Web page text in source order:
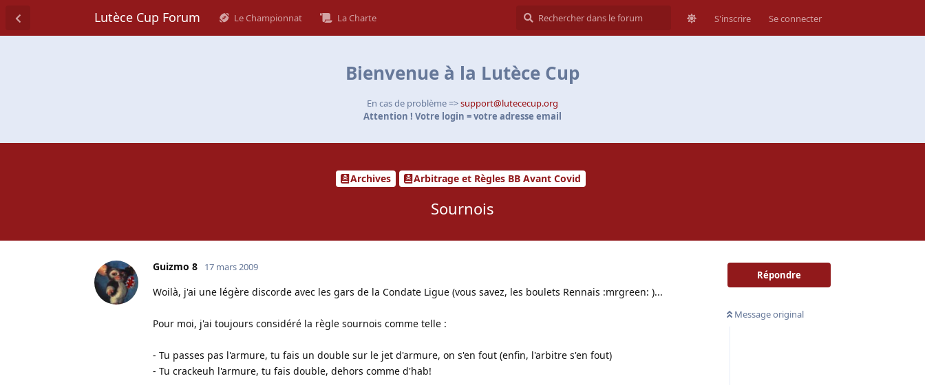
Lutèce Cup Forum Le Championnat La Charte S'inscrire Se connecter
Bienvenue à la Lutèce Cup
En cas de problème =>support@lutececup.org
Attention ! Votre login = votre adresse email
Archives Arbitrage et Règles BB Avant Covid
Sournois
Répondre
Message original
Guizmo 8 17 mars 2009
Woilà, j'ai une légère discorde avec les gars de la Condate Ligue (vous savez, les boulets Rennais :mrgreen: )...
Pour moi, j'ai toujours considéré la règle sournois comme telle :
- Tu passes pas l'armure, tu fais un double sur le jet d'armure, on s'en fout (enfin, l'arbitre s'en fout)
- Tu crackeuh l'armure, tu fais double, dehors comme d'hab!